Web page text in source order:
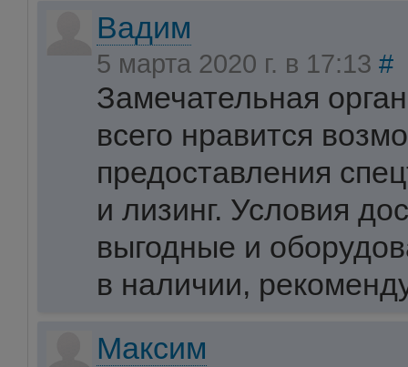
Вадим
5 марта 2020 г. в 17:13 #
Замечательная
всего нравится
предоставления
и лизинг. Условия
выгодные и
в наличии,
Максим